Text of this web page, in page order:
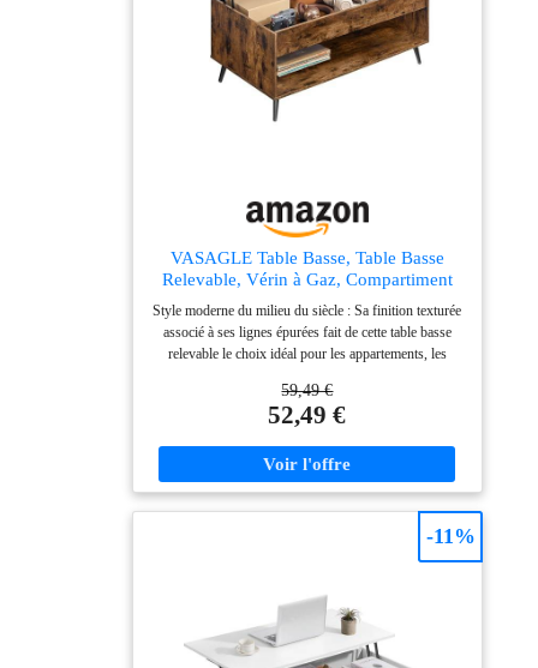
avec un cadre en métal solide, et peut supporter jusqu'à
66 livres au milieu. Afin de garantir sa durabilité et sa
durabilité, nous vous recommandons de ne pas placer
d'objets lourds sur les bords. Montage facile : la table
basse simple est livrée avec des instructions claires
comme du cristal, des composants numérotés et toutes
VASAGLE Table Basse, Table Basse
Relevable, Vérin à Gaz, Compartiment
sous Le Plateau, Compartiment Ouvert,
pour Salon, Bureau, Salle à Manger,
Marron Rustique et Noir d'encre
LCT267KD01
Style moderne du milieu du siècle : Sa finition texturée
associé à ses lignes épurées fait de cette table basse
relevable le choix idéal pour les appartements, les
à tous les intérieurs Élévation facile, table polyvalente :
Grâce à son plateau relevable de qualité, la table
fluide et stable. Transformez votre table basse en
bureau ou en table à manger, bien installé sur votre
plateau offre un espace de rangement discret pour
télécommandes, carnets ou manettes. Le compartiment
objets de décoration. Tout est bien ordonné Solide et
durable : Fabriquée en panneaux d’aggloméré et MDF
robustes, cette table à café est résistante, peut supporter
jusqu’à 100 kg et vous accompagnera pendant de
59,49 €
52,49 €
-11%